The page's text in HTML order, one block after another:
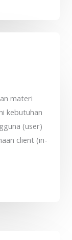
materi
kebutuhan
(user)
client (in-